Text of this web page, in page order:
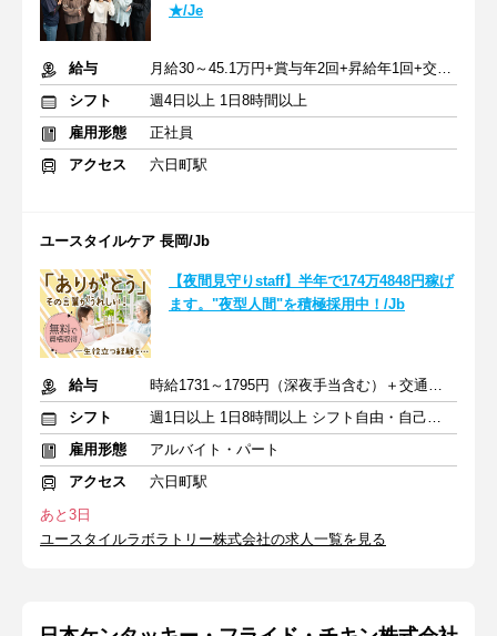
★/Je
給与
月給30～45.1万円+賞与年2回+昇給年1回+交通費全額
シフト
週4日以上 1日8時間以上
雇用形態
正社員
アクセス
六日町駅
ユースタイルケア 長岡/Jb
【夜間見守りstaff】半年で174万4848円稼げ
ます。"夜型人間"を積極採用中！/Jb
給与
時給1731～1795円（深夜手当含む）＋交通費支給
シフト
週1日以上 1日8時間以上 シフト自由・自己申告
雇用形態
アルバイト・パート
アクセス
六日町駅
あと3日
ユースタイルラボラトリー株式会社の求人一覧を見る